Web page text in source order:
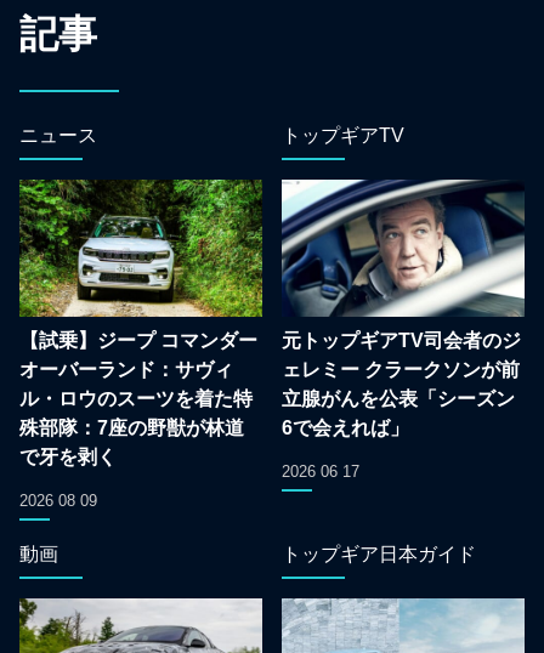
記事
ニュース
【試乗】ジープ コマンダー
オーバーランド：サヴィ
ル・ロウのスーツを着た特
殊部隊：7座の野獣が林道
で牙を剥く
2026 08 09
トップギアTV
元トップギアTV司会者のジ
ェレミー クラークソンが前
立腺がんを公表「シーズン
6で会えれば」
2026 06 17
動画 トップギア日本ガイド